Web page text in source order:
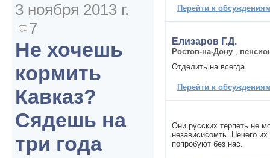
Перейти к
Елизаров Г.Д.
Ростов-на-Дону
Отделить на всегда
Перейти к
Они русских терпеть не
независисомть. Нечего
попробуют без нас.
3 ноября 2013 г.
7
Не хочешь
кормить
Кавказ?
Сядешь на
три года